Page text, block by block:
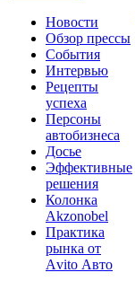
Новости
Обзор прессы
События
Интервью
Рецепты
успеха
Персоны
автобизнеса
Досье
Эффективные
решения
Колонка
Akzonobel
Практика
рынка от
Аvito Авто